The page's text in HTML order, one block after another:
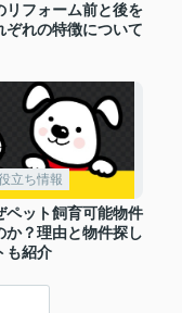
リフォーム前と後を
ぞれの特徴について
立ち情報
ペット飼育可能物件
か？理由と物件探し
も紹介